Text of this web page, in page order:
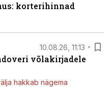
korterihinnad
10.08.26, 11:13
võlakirjadele
hakkab nägema